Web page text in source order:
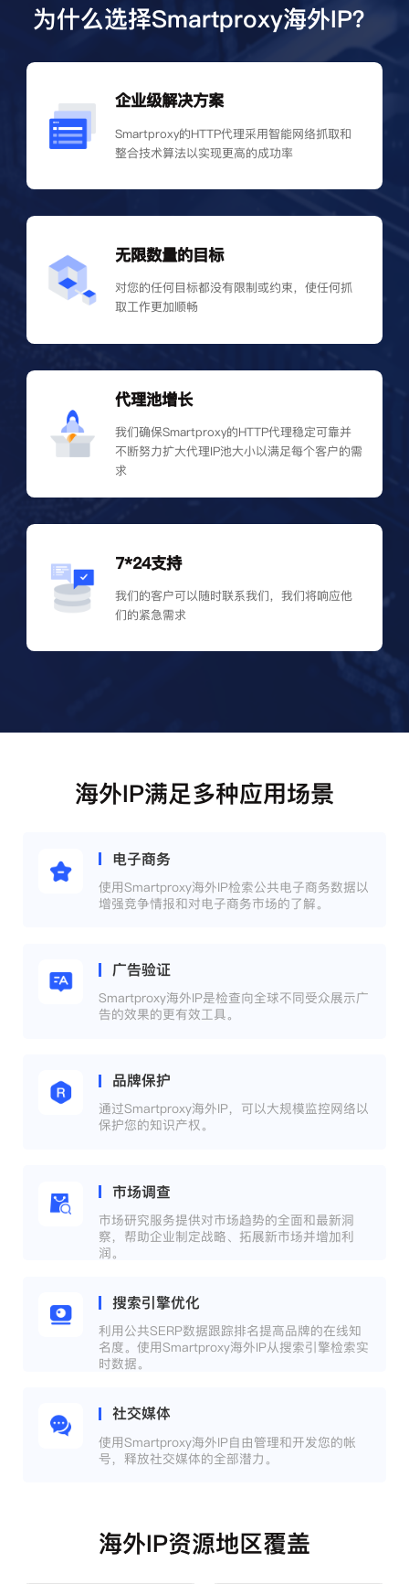
为什么选择Smartproxy海外IP？
企业级解决方案
Smartproxy的HTTP代理采用智能网络抓取和
整合技术算法以实现更高的成功率
无限数量的目标
对您的任何目标都没有限制或约束，使任何抓
取工作更加顺畅
代理池增长
我们确保Smartproxy的HTTP代理稳定可靠并
不断努力扩大代理IP池大小以满足每个客户的需
求
7*24支持
我们的客户可以随时联系我们，我们将响应他
们的紧急需求
海外IP满足多种应用场景
电子商务
使用Smartproxy海外IP检索公共电子商务数据以
增强竞争情报和对电子商务市场的了解。
广告验证
Smartproxy海外IP是检查向全球不同受众展示广
告的效果的更有效工具。
品牌保护
通过Smartproxy海外IP，可以大规模监控网络以
保护您的知识产权。
市场调查
市场研究服务提供对市场趋势的全面和最新洞
察，帮助企业制定战略、拓展新市场并增加利
润。
搜索引擎优化
利用公共SERP数据跟踪排名提高品牌的在线知
名度。使用Smartproxy海外IP从搜索引擎检索实
时数据。
社交媒体
使用Smartproxy海外IP自由管理和开发您的帐
号，释放社交媒体的全部潜力。
海外IP资源地区覆盖